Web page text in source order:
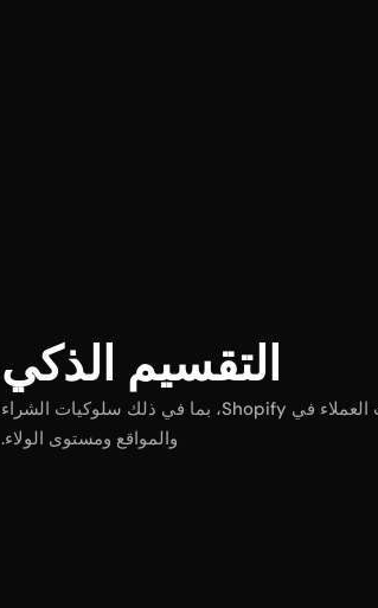
التقسيم الذكي
يعتمد القطاع على مجموعات العملاء في Shopify، بما في ذلك سلوكيات الشراء
والمواقع ومستوى الولاء.